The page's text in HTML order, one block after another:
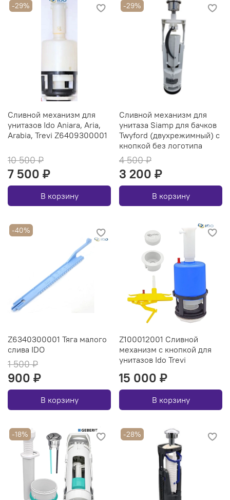
-29%
Сливной механизм для
унитазов Ido Aniara, Aria,
Arabia, Trevi Z6409300001
10 500 ₽
7 500 ₽
В корзину
-29%
Сливной механизм для
унитаза Siamp для бачков
Twyford (двухрежимный) с
кнопкой без логотипа
4 500 ₽
3 200 ₽
В корзину
-40%
Z6340300001 Тяга малого
слива IDO
1 500 ₽
900 ₽
В корзину
Z100012001 Сливной
механизм с кнопкой для
унитазов Ido Trevi
15 000 ₽
В корзину
-18% -28%